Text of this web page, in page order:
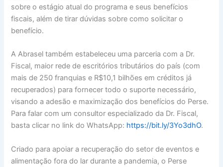
sobre o estágio atual do programa e seus benefícios
fiscais, além de tirar dúvidas sobre como solicitar o
benefício.
A Abrasel também estabeleceu uma parceria com a Dr.
Fiscal, maior rede de escritórios tributários do país (com
mais de 250 franquias e R$10,1 bilhões em créditos já
recuperados) para fornecer todo o suporte necessário,
visando a adesão e maximização dos benefícios do Perse.
Para falar com um consultor especializado da Dr. Fiscal,
basta clicar no link do WhatsApp: https://bit.ly/3Yo3dhO.
Criado para apoiar a recuperação do setor de eventos e
alimentação fora do lar durante a pandemia, o Perse